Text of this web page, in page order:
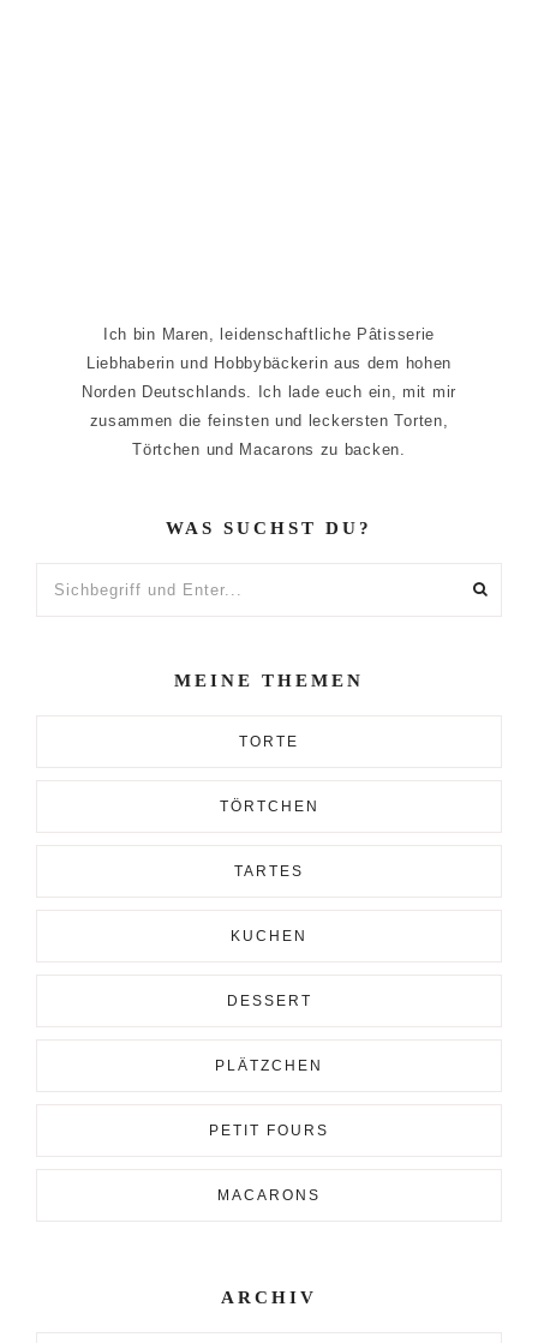
Ich bin Maren, leidenschaftliche Pâtisserie
Liebhaberin und Hobbybäckerin aus dem hohen
Norden Deutschlands. Ich lade euch ein, mit mir
zusammen die feinsten und leckersten Torten,
Törtchen und Macarons zu backen.
WAS SUCHST DU?
MEINE THEMEN
TORTE
TÖRTCHEN
TARTES
KUCHEN
DESSERT
PLÄTZCHEN
PETIT FOURS
MACARONS
ARCHIV